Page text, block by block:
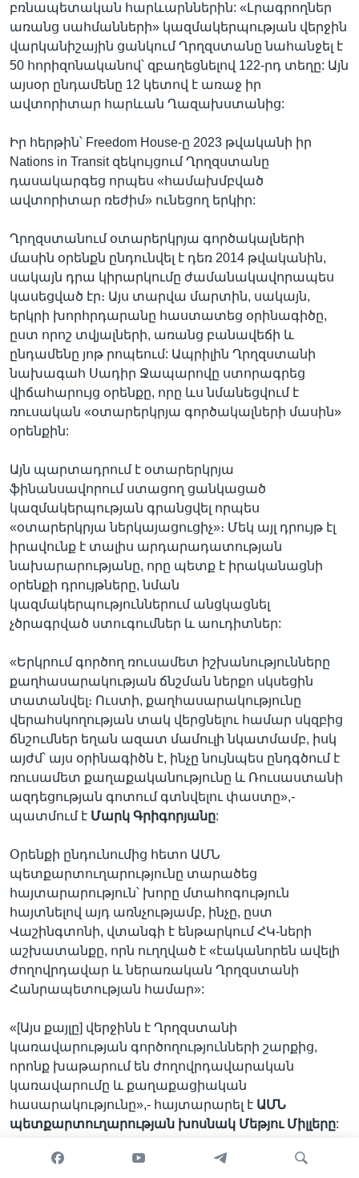
բռնապետական հարևարններին: «Լրագրողներ
առանց սահմանների» կազմակերպության վերջին
վարկանիշային ցանկում Ղրղզստանը նահանջել է
50 հորիզոնականով՝ զբաղեցնելով 122-րդ տեղը: Այն
այսօր ընդամենը 12 կետով է առաջ իր
ավտորիտար հարևան Ղազախստանից:
Իր հերթին՝ Freedom House-ը 2023 թվականի իր
Nations in Transit զեկույցում Ղրղզստանը
դասակարգեց որպես «համախմբված
ավտորիտար ռեժիմ» ունեցող երկիր:
Ղրղզստանում օտարերկրյա գործակալների
մասին օրենքն ընդունվել է դեռ 2014 թվականին,
սակայն դրա կիրարկումը ժամանակավորապես
կասեցված էր։ Այս տարվա մարտին, սակայն,
երկրի խորհրդարանը հաստատեց օրինագիծը,
ըստ որոշ տվյալների, առանց բանավեճի և
ընդամենը յոթ րոպեում: Ապրիլին Ղրղզստանի
նախագահ Սադիր Ջապարովը ստորագրեց
վիճահարույց օրենքը, որը ևս նմանեցվում է
ռուսական «օտարերկրյա գործակալների մասին»
օրենքին:
Այն պարտադրում է օտարերկրյա
ֆինանսավորում ստացող ցանկացած
կազմակերպության գրանցվել որպես
«օտարերկրյա ներկայացուցիչ»։ Մեկ այլ դրույթ էլ
իրավունք է տալիս արդարադատության
նախարարությանը, որը պետք է իրականացնի
օրենքի դրույթները, նման
կազմակերպություններում անցկացնել
չծրագրված ստուգումներ և աուդիտներ:
«Երկրում գործող ռուսամետ իշխանությունները
քաղհասարակության ճնշման ներքո սկսեցին
տատանվել։ Ուստի, քաղհասարակությունը
վերահսկողության տակ վերցնելու համար սկզբից
ճնշումներ եղան ազատ մամուլի նկատմամբ, իսկ
այժմ՝ այս օրինագիծն է, ինչը նույնպես ընդգծում է
ռուսամետ քաղաքականությունը և Ռուսաստանի
ազդեցության գոտում գտնվելու փաստը»,-
պատմում է Մարկ Գրիգորյանը:
Օրենքի ընդունումից հետո ԱՄՆ
պետքարտուղարությունը տարածեց
հայտարարություն՝ խորը մտահոգություն
հայտնելով այդ առնչությամբ, ինչը, ըստ
Վաշինգտոնի, վտանգի է ենթարկում ՀԿ-ների
աշխատանքը, որն ուղղված է «էականորեն ավելի
ժողովրդավար և ներառական Ղրղզստանի
Հանրապետության համար»:
«[Այս քայլը] վերջինն է Ղրղզստանի
կառավարության գործողությունների շարքից,
որոնք խաթարում են ժողովրդավարական
կառավարումը և քաղաքացիական
հասարակությունը»,- հայտարարել է ԱՄՆ
պետքարտուղարության խոսնակ Մեթյու Միլլերը:
Ամփոփում